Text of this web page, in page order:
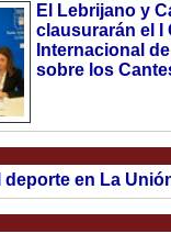
El Lebrijano y
clausurarán el I
Internacional
sobre los
deporte en La